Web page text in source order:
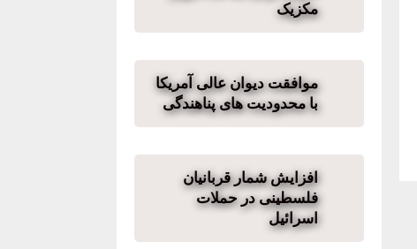
مکزیک
موافقت دیوان عالی آمریکا
با محدودیت های پناهندگی
افزایش شمار قربانیان
فلسطینی در حملات
اسرائیل